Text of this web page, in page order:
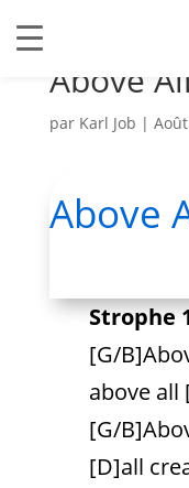
Above All
par Karl Job |
Above
Strophe
[G/
above all
[G/
[D]all